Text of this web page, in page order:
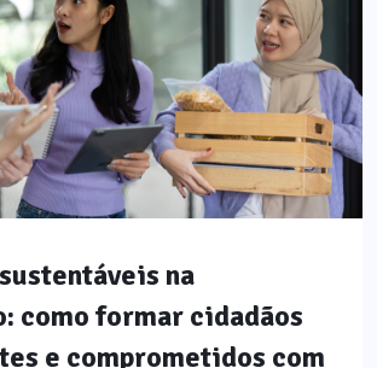
na
como formar cidadãos
e comprometidos com